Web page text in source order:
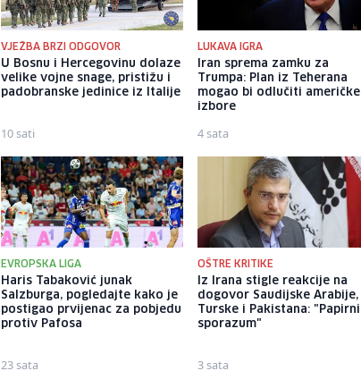
VJEŽBA BRZI ODGOVOR
U Bosnu i Hercegovinu dolaze
velike vojne snage, pristižu i
padobranske jedinice iz Italije
10 sati
LUKAVA IGRA
Iran sprema zamku za
Trumpa: Plan iz Teherana
mogao bi odlučiti američke
izbore
4 sata
EVROPSKA LIGA
Haris Tabaković junak
Salzburga, pogledajte kako je
postigao prvijenac za pobjedu
protiv Pafosa
23 sata
OŠTRE KRITIKE
Iz Irana stigle reakcije na
dogovor Saudijske Arabije,
Turske i Pakistana: "Papirni
sporazum"
3 sata